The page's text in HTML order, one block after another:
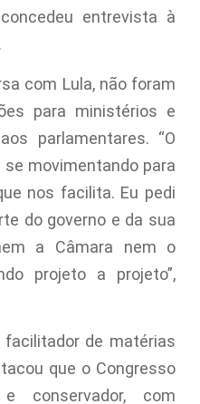
entrevista à
com Lula, não foram
para ministérios e
parlamentares. “O
movimentando para
nos facilita. Eu pedi
do governo e da sua
a Câmara nem o
projeto a projeto”,
de matérias
que o Congresso
conservador, com